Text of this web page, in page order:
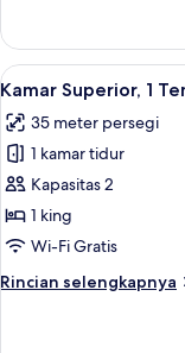
Boulevard
View)
Kamar
Mewah,
1
Tidur
King
Boulevard
View)
Lihat
semua
foto
untuk
Kamar
Superior,
1
Tidur
5
Kamar Superior, 1
35 meter persegi
1 kamar tidur
Kapasitas 2
1 king
Wi-Fi Gratis
Rincian selengkapnya
Rincian